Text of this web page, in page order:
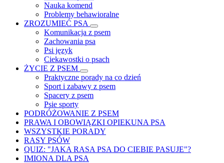
Nauka komend
Problemy behawioralne
ZROZUMIEĆ PSA
Komunikacja z psem
Zachowania psa
Psi język
Ciekawostki o psach
ŻYCIE Z PSEM
Praktyczne porady na co dzień
Sport i zabawy z psem
Spacery z psem
Psie sporty
PODRÓŻOWANIE Z PSEM
PRAWA I OBOWIĄZKI OPIEKUNA PSA
WSZYSTKIE PORADY
RASY PSÓW
QUIZ: "JAKA RASA PSA DO CIEBIE PASUJE"?
IMIONA DLA PSA